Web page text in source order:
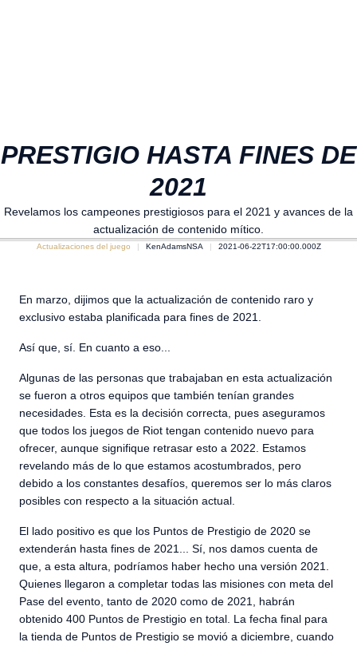
PRESTIGIO HASTA FINES DE
2021
Revelamos los campeones prestigiosos para el 2021 y avances de la
actualización de contenido mítico.
Actualizaciones del juego KenAdamsNSA 2021-06-22T17:00:00.000Z
En marzo, dijimos que la actualización de contenido raro y
exclusivo estaba planificada para fines de 2021.
Así que, sí. En cuanto a eso...
Algunas de las personas que trabajaban en esta actualización
se fueron a otros equipos que también tenían grandes
necesidades. Esta es la decisión correcta, pues aseguramos
que todos los juegos de Riot tengan contenido nuevo para
ofrecer, aunque signifique retrasar esto a 2022. Estamos
revelando más de lo que estamos acostumbrados, pero
debido a los constantes desafíos, queremos ser lo más claros
posibles con respecto a la situación actual.
El lado positivo es que los Puntos de Prestigio de 2020 se
extenderán hasta fines de 2021... Sí, nos damos cuenta de
que, a esta altura, podríamos haber hecho una versión 2021.
Quienes llegaron a completar todas las misiones con meta del
Pase del evento, tanto de 2020 como de 2021, habrán
obtenido 400 Puntos de Prestigio en total. La fecha final para
la tienda de Puntos de Prestigio se movió a diciembre, cuando